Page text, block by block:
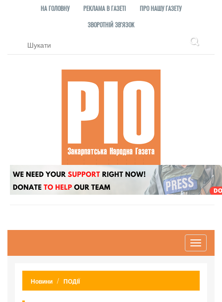
НА ГОЛОВНУ РЕКЛАМА В ГАЗЕТІ
ПРО НАШУ ГАЗЕТУ
ЗВОРОТНІЙ ЗВ'ЯЗОК
Toggle
Новини ПОДІЇ